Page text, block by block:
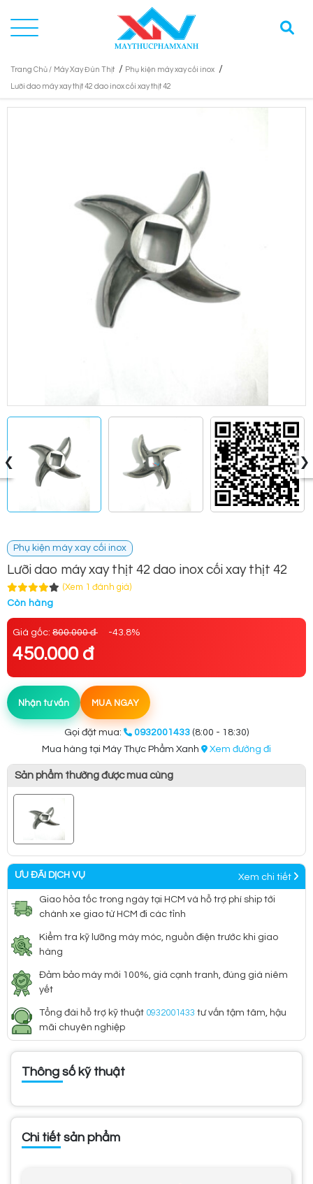
Trang Chủ / Máy Xay Đùn Thịt / Phụ kiện máy xay cối inox /
Lưỡi dao máy xay thịt 42 dao inox cối xay thịt 42
‹ ›
Phụ kiện máy xay cối inox
Lưỡi dao máy xay thịt 42 dao inox cối xay thịt 42
(Xem 1 đánh giá)
Còn hàng
Giá gốc: 800.000 đ -43.8%
450.000 đ
Nhận tư vấn MUA NGAY
Gọi đặt mua: 0932001433 (8:00 - 18:30)
Mua hàng tại Máy Thực Phẩm Xanh
Xem đường đi
Sản phẩm thường được mua cùng
ƯU ĐÃI DỊCH VỤ Xem chi tiết
Giao hỏa tốc trong ngày tại HCM và hỗ trợ phí ship tới
chành xe giao từ HCM đi các tỉnh
Kiểm tra kỹ lưỡng máy móc, nguồn điện trước khi giao
hàng
Đảm bảo máy mới 100%, giá cạnh tranh, đúng giá niêm
yết
Tổng đài hỗ trợ kỹ thuật 0932001433 tư vấn tậm tâm, hậu
mãi chuyên nghiệp
Thông số kỹ thuật
Chi tiết sản phẩm